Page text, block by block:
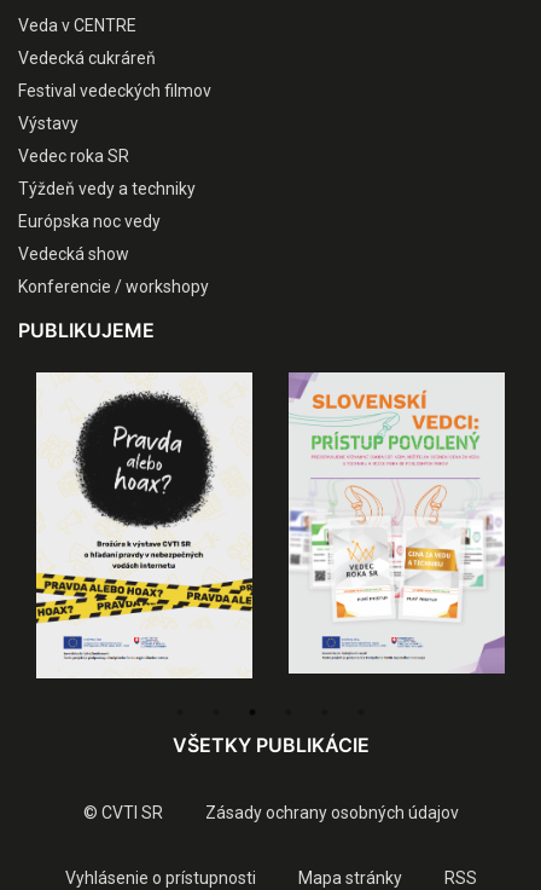
Veda v CENTRE
Vedecká cukráreň
Festival vedeckých filmov
Výstavy
Vedec roka SR
Týždeň vedy a techniky
Európska noc vedy
Vedecká show
Konferencie / workshopy
PUBLIKUJEME
VŠETKY PUBLIKÁCIE
© CVTI SR Zásady ochrany osobných údajov
Vyhlásenie o prístupnosti Mapa stránky RSS